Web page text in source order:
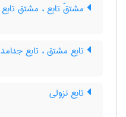
مشتقّ تابع ، مشتق تابع
تابع مشتق ، تابع جدامد
تابع نزولی